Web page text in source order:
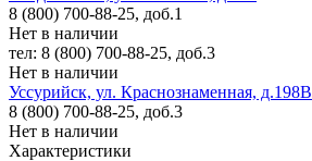
8 (800) 700-88-25, доб.1
Нет в наличии
тел: 8 (800) 700-88-25, доб.3
Нет в наличии
Уссурийск, ул. Краснознаменная, д.198В
8 (800) 700-88-25, доб.3
Нет в наличии
Характеристики